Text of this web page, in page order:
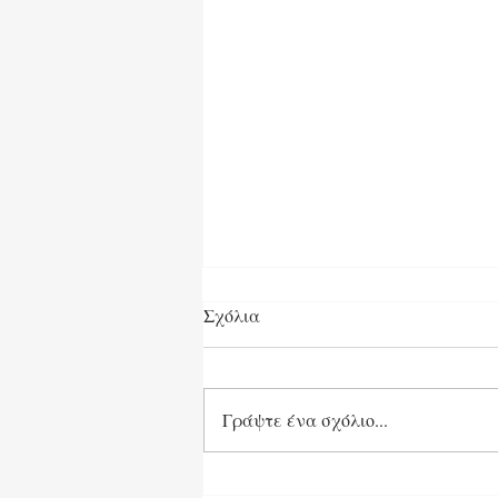
Σχόλια
Γράψτε ένα σχόλιο...